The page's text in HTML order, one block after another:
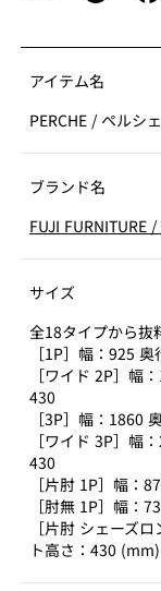
アイテム名
PERCHE / ペルシェ
ブランド名
FUJI FURNITURE /
サイズ
全18タイプから抜
［1P］幅：925
［ワイド 2P］幅
430
［3P］幅：1860
［ワイド 3P］幅
430
［片肘 1P］幅：
［肘無 1P］幅：
［片肘 シェーズ
ト高さ：430 (mm)